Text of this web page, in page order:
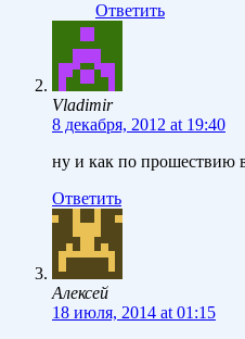
Ответить
Vladimir
8 декабря, 2012 at 19:40
ну и как по прошествию
Ответить
Алексей
18 июля, 2014 at 01:15